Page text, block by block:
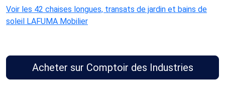
Voir les 42 chaises longues, transats de jardin et bains de
soleil LAFUMA Mobilier
Acheter sur Comptoir des Industries